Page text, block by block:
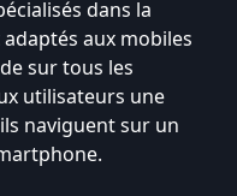
dans la
aux mobiles
sur tous les
utilisateurs une
naviguent sur un